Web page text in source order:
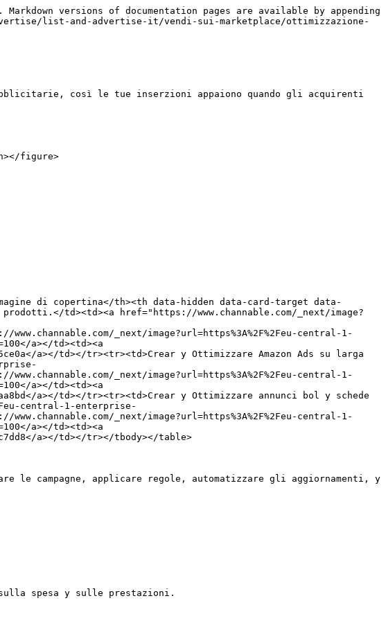
versions of documentation pages are available by appending
list-and-advertise-it/vendi-sui-marketplace/ottimizzazione-
così le tue inserzioni appaiono quando gli acquirenti
figure>
di copertina</th><th data-hidden data-card-target data-
td><td><a href="https://www.channable.com/_next/image?
www.channable.com/_next/image?url=https%3A%2F%2Feu-central-1-
a></td><td><a
a></td></tr><tr><td>Crear y Ottimizzare Amazon Ads su larga
www.channable.com/_next/image?url=https%3A%2F%2Feu-central-1-
a></td><td><a
a></td></tr><tr><td>Crear y Ottimizzare annunci bol y schede
central-1-enterprise-
www.channable.com/_next/image?url=https%3A%2F%2Feu-central-1-
a></td><td><a
a></td></tr></tbody></table>
le campagne, applicare regole, automatizzare gli aggiornamenti, y
spesa y sulle prestazioni.